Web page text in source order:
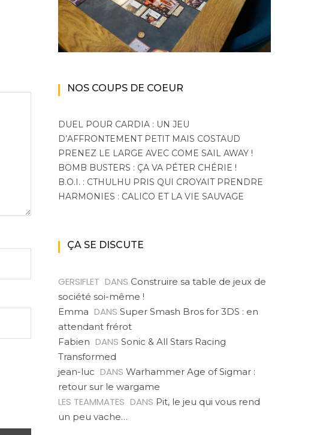
NOS COUPS DE COEUR
DUEL POUR CARDIA : UN JEU
D’AFFRONTEMENT PETIT MAIS COSTAUD
PRENEZ LE LARGE AVEC COME SAIL AWAY !
BOMB BUSTERS : ÇA VA PÉTER CHÉRIE !
B.O.I. : CTHULHU PRIS QUI CROYAIT PRENDRE
HARMONIES : CALICO ET LA VIE SAUVAGE
ÇA SE DISCUTE
GERSIFLET DANS Construire sa table de jeux de
société soi-même !
Emma DANS Super Smash Bros for 3DS : en
attendant frérot
Fabien DANS Sonic & All Stars Racing
Transformed
jean-luc DANS Warhammer Age of Sigmar :
retour sur le wargame
LES TEAMMATES DANS Pit, le jeu qui vous rend
un peu vache…